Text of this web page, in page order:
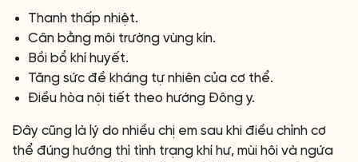
Thanh thấp nhiệt.
Cân bằng môi trường vùng kín.
Bồi bổ khí huyết.
Tăng sức đề kháng tự nhiên của cơ thể.
Điều hòa nội tiết theo hướng Đông y.
Đây cũng là lý do nhiều chị em sau khi điều chỉnh cơ
thể đúng hướng thì tình trạng khí hư, mùi hôi và ngứa